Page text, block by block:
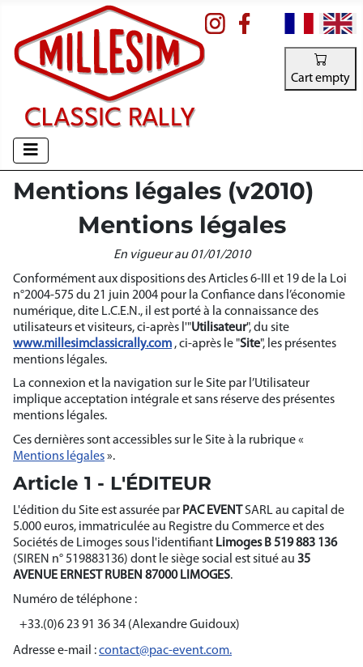
Select your
Cart empty
Mentions légales (v2010)
Mentions légales
En vigueur au 01/01/2010
Conformément aux dispositions des Articles 6-III et 19 de la Loi
n°2004-575 du 21 juin 2004 pour la Confiance dans l’économie
numérique, dite L.C.E.N., il est porté à la connaissance des
utilisateurs et visiteurs, ci-après l'"Utilisateur", du site
www.millesimclassicrally.com , ci-après le "Site", les présentes
mentions légales.
La connexion et la navigation sur le Site par l’Utilisateur
implique acceptation intégrale et sans réserve des présentes
mentions légales.
Ces dernières sont accessibles sur le Site à la rubrique «
Mentions légales».
Article 1 - L'ÉDITEUR
L'édition du Site est assurée par PAC EVENTSARL au capital de
5.000 euros, immatriculée au Registre du Commerce et des
Sociétés de Limoges sous l'identifiant Limoges B 519 883 136
(SIREN n° 519883136) dont le siège social est situé au 35
AVENUE ERNEST RUBEN 87000 LIMOGES.
Numéro de téléphone :
+33.(0)6 23 91 36 34 (Alexandre Guidoux)
Adresse e-mail :contact@pac-event.com.